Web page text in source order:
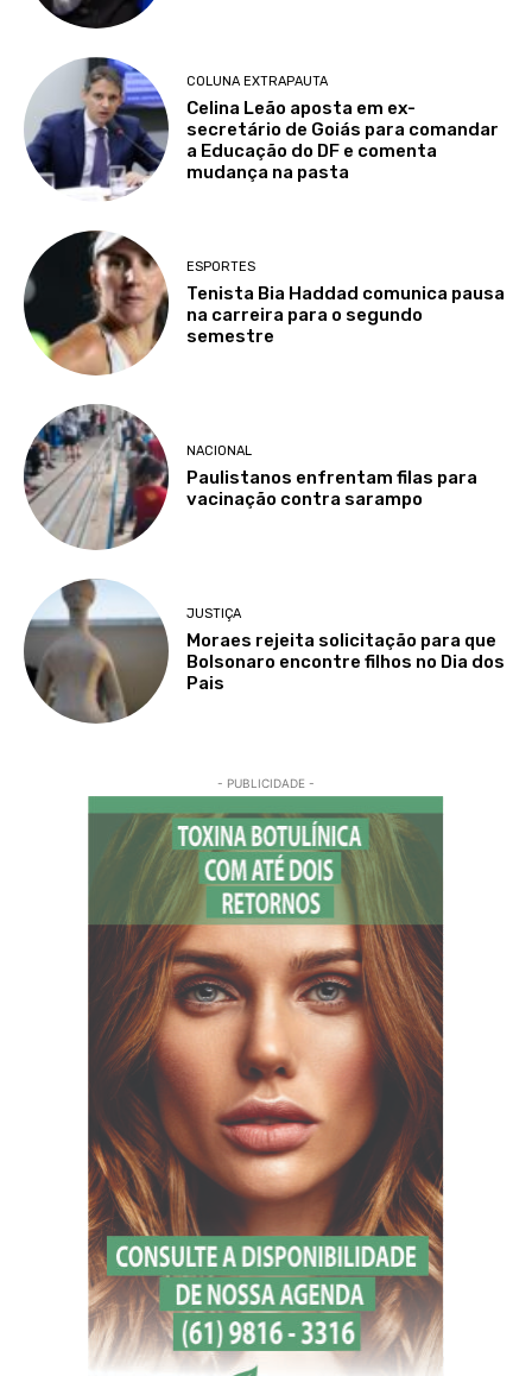
COLUNA EXTRAPAUTA
Celina Leão aposta em ex-
secretário de Goiás para comandar
a Educação do DF e comenta
mudança na pasta
ESPORTES
Tenista Bia Haddad comunica pausa
na carreira para o segundo
semestre
NACIONAL
Paulistanos enfrentam filas para
vacinação contra sarampo
JUSTIÇA
Moraes rejeita solicitação para que
Bolsonaro encontre filhos no Dia dos
Pais
- PUBLICIDADE -